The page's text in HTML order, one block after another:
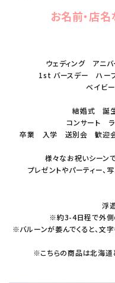
お名前・店
ウェディング アニ
1st バースデー ハー
ベイビ
結婚式 誕
コンサート
卒業 入学 送別会 歓迎
様々なお祝いシーン
プレゼントやパーティー、
浮
※約3-4日程で外側
※バルーンが萎んでくると、文
※こちらの商品は北海道